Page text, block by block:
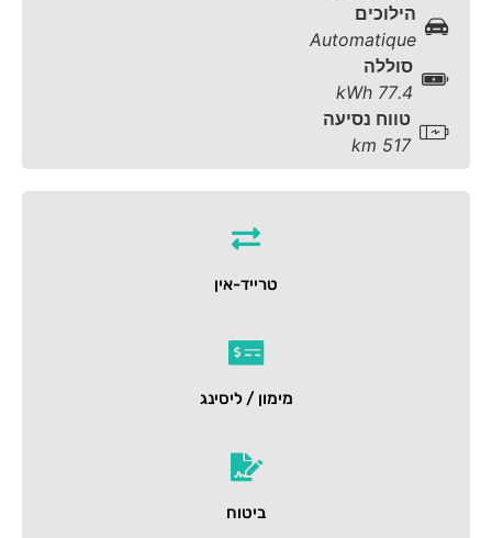
הילוכים
Automatique
סוללה
77.4 kWh
טווח נסיעה
517 km
טרייד-אין
מימון / ליסינג
ביטוח